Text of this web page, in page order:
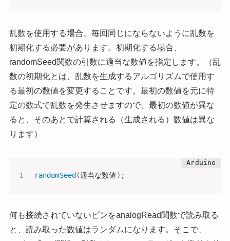
乱数を使用する場合、毎回同じにならないように乱数を
初期化する必要があります。初期化する場合、
randomSeed関数の引数に適当な数値を指定します。（乱
数の初期化とは、乱数を生成するアルゴリズムで使用す
る最初の数値を変更することです。最初の数値を元に特
定の数式で乱数を発生させますので、最初の数値が異な
ると、そのあとで計算される（生成される）数値は異な
ります）
randomSeed (適当な数値 ) ;
何も接続されていないピンをanalogRead関数で読み取る
と、読み取った数値はランダムになります。そこで、